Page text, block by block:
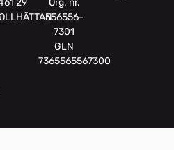
29
Org. nr.
556556-
7301
GLN
7365565567300